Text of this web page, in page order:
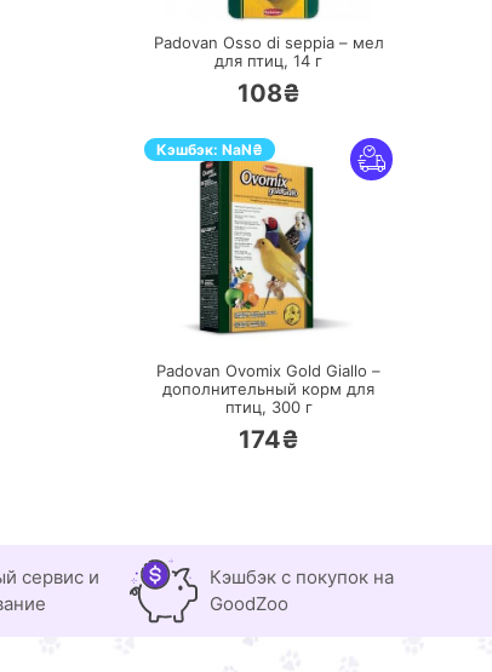
Padovan Osso di seppia – мел
для птиц, 14 г
108₴
Кэшбэк: NaN₴
ПЕРЕЙТИ
Padovan Ovomix Gold Giallo –
дополнительный корм для
птиц, 300 г
174₴
сервис и
Кэшбэк с покупок на
GoodZoo